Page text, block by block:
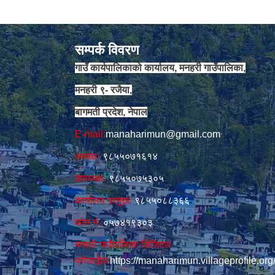
सम्पर्क विवरण
गाउँ कार्यपालिकाको कार्यालय, मनहरी गाउँपालिका,
मनहरी ९- रजैया,
बागमती प्रदेश, नेपाल
E-mail:manaharimun@gmail.com
अध्यक्षः९८५५०७१६१४
उपाध्यक्षः९८५५०७५३०५
कार्यालय प्रमुखः९८५५०८८३६६
फोन नं‍‌ :०५७४१९३०३
मनहरी गाउँपालिका डिजिटल
प्रोफाईल:https://manaharimun.villageprofile.org/